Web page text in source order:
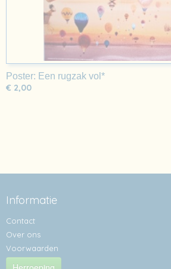
Poster: Een rugzak vol*
€ 2,00
Informatie
Contact
Over ons
Voorwaarden